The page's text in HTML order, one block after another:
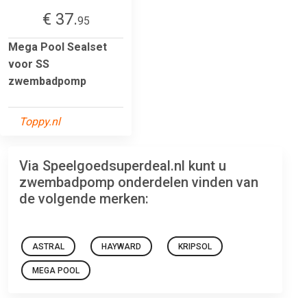
€ 37.95
Mega Pool Sealset
voor SS
zwembadpomp
Toppy.nl
Via Speelgoedsuperdeal.nl kunt u
zwembadpomp onderdelen vinden van
de volgende merken:
ASTRAL HAYWARD KRIPSOL
MEGA POOL